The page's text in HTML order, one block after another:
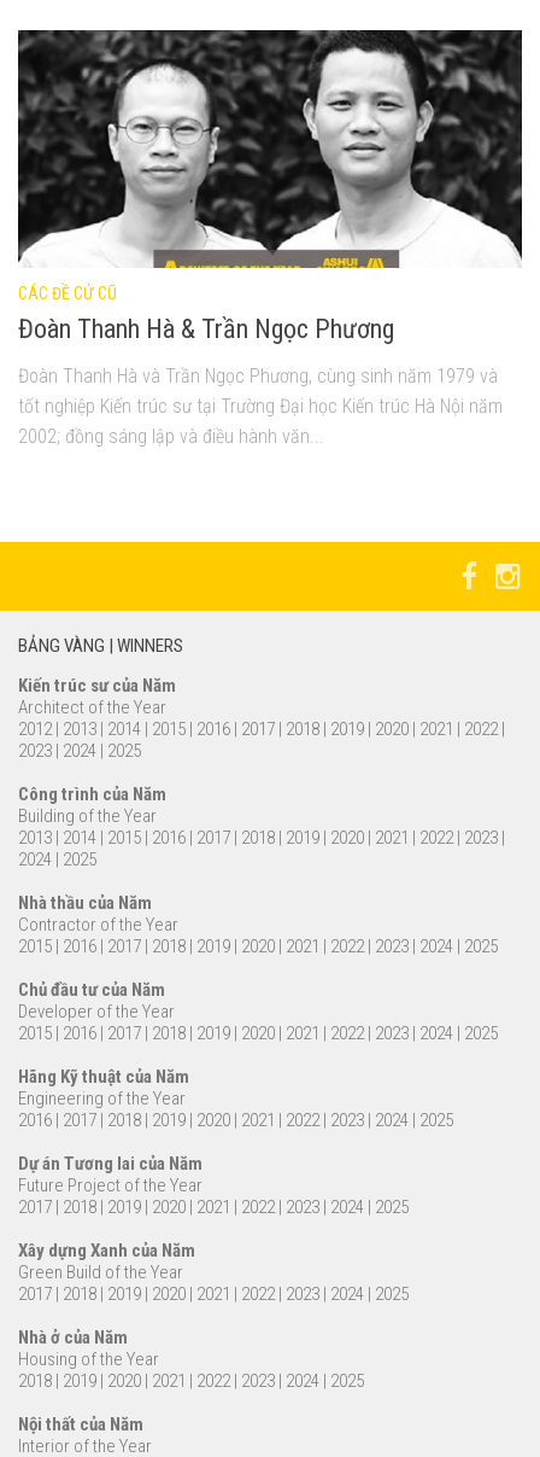
CÁC ĐỀ CỬ CŨ
Đoàn Thanh Hà & Trần Ngọc Phương
Đoàn Thanh Hà và Trần Ngọc Phương, cùng sinh năm 1979 và
tốt nghiệp Kiến trúc sư tại Trường Đại học Kiến trúc Hà Nội năm
2002; đồng sáng lập và điều hành văn...
BẢNG VÀNG | WINNERS
Kiến trúc sư của Năm
Architect of the Year
2012| 2013 | 2014 | 2015 | 2016 | 2017 | 2018 | 2019 | 2020 | 2021 | 2022|
2023 | 2024 | 2025
Công trình của Năm
Building of the Year
2013 | 2014 | 2015 | 2016 | 2017 | 2018 | 2019 | 2020 | 2021 | 2022| 2023 |
2024 | 2025
Nhà thầu của Năm
Contractor of the Year
2015 | 2016 | 2017 | 2018 | 2019 | 2020 | 2021 | 2022| 2023 | 2024 | 2025
Chủ đầu tư của Năm
Developer of the Year
2015 | 2016 | 2017 | 2018 | 2019 | 2020 | 2021 | 2022| 2023 | 2024 | 2025
Hãng Kỹ thuật của Năm
Engineering of the Year
2016 | 2017 | 2018 | 2019 | 2020 | 2021 | 2022| 2023 | 2024 | 2025
Dự án Tương lai của Năm
Future Project of the Year
2017 | 2018 | 2019 | 2020 | 2021 | 2022| 2023 | 2024 | 2025
Xây dựng Xanh của Năm
Green Build of the Year
2017 | 2018 | 2019 | 2020 | 2021 | 2022| 2023 | 2024 | 2025
Nhà ở của Năm
Housing of the Year
2018 | 2019 | 2020 | 2021 | 2022| 2023 | 2024 | 2025
Nội thất của Năm
Interior of the Year